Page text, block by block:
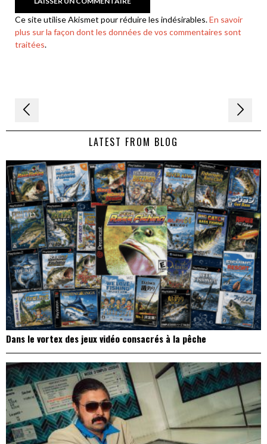
Ce site utilise Akismet pour réduire les indésirables.En savoir
plus sur la façon dont les données de vos commentaires sont
traitées.
Navigation
de LATEST FROM BLOG
Dans le vortex des jeux vidéo consacrés à la pêche